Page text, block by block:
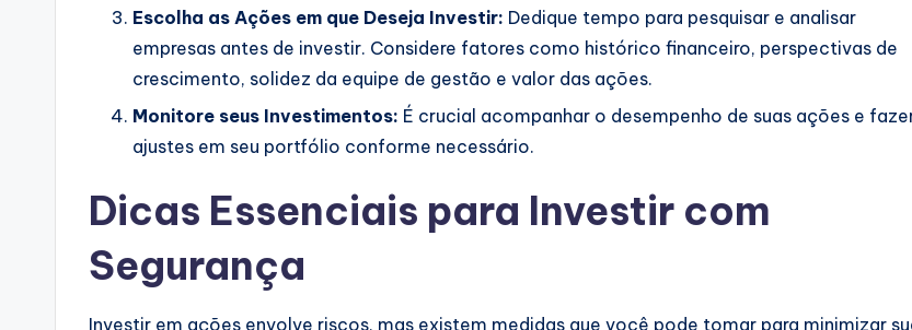
Escolha as Ações em que Deseja Investir: Dedique tempo para pesquisar e analisar
empresas antes de investir. Considere fatores como histórico financeiro, perspectivas de
crescimento, solidez da equipe de gestão e valor das ações.
Monitore seus Investimentos: É crucial acompanhar o desempenho de suas ações e
ajustes em seu portfólio conforme necessário.
Dicas Essenciais para Investir com
Segurança
Investir em ações envolve riscos, mas existem medidas que você pode tomar para minimizar